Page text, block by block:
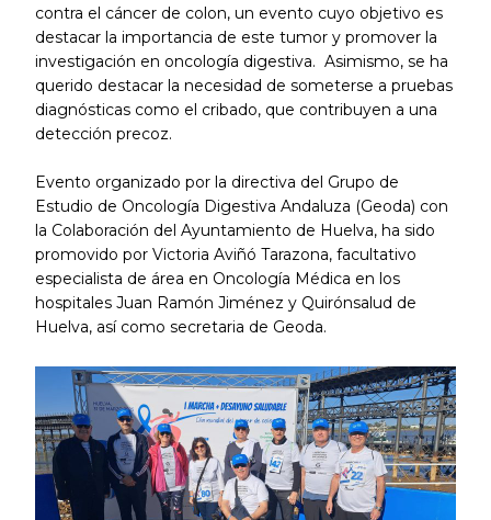
contra el cáncer de colon, un evento cuyo objetivo es
destacar la importancia de este tumor y promover la
investigación en oncología digestiva. Asimismo, se ha
querido destacar la necesidad de someterse a pruebas
diagnósticas como el cribado, que contribuyen a una
detección precoz.
Evento organizado por la directiva del Grupo de
Estudio de Oncología Digestiva Andaluza (Geoda) con
la Colaboración del Ayuntamiento de Huelva, ha sido
promovido por Victoria Aviñó Tarazona, facultativo
especialista de área en Oncología Médica en los
hospitales Juan Ramón Jiménez y Quirónsalud de
Huelva, así como secretaria de Geoda.